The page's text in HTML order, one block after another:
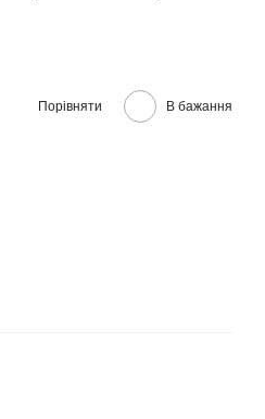
Порівняти В бажання